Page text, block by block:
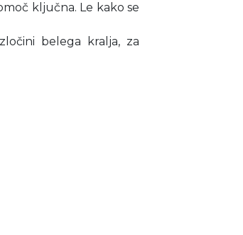
ključna. Le kako se
belega kralja, za